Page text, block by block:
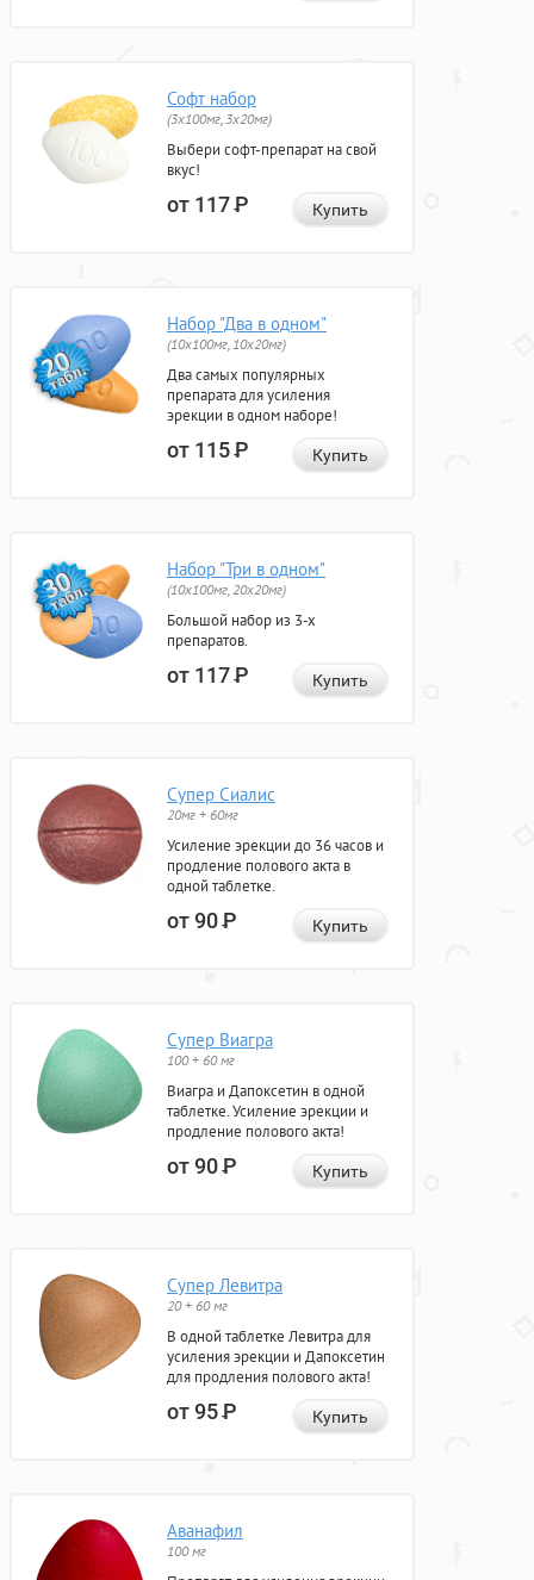
Софт набор
(3x100мг, 3x20мг)
Выбери софт-препарат на свой
вкус!
от 117Р Купить
Набор "Два в одном"
(10x100мг, 10x20мг)
Два самых популярных
препарата для усиления
эрекции в одном наборе!
от 115Р Купить
Набор "Три в одном"
(10x100мг, 20x20мг)
Большой набор из 3-х
препаратов.
от 117Р Купить
Супер Сиалис
20мг + 60мг
Усиление эрекции до 36 часов и
продление полового акта в
одной таблетке.
от 90Р Купить
Супер Виагра
100 + 60 мг
Виагра и Дапоксетин в одной
таблетке. Усиление эрекции и
продление полового акта!
от 90Р Купить
Супер Левитра
20 + 60 мг
В одной таблетке Левитра для
усиления эрекции и Дапоксетин
для продления полового акта!
от 95Р Купить
Аванафил
100 мг